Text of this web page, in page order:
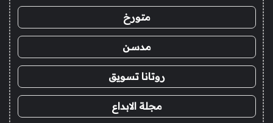
متورخ
مدسن
روتانا تسويق
مجلة الابداع